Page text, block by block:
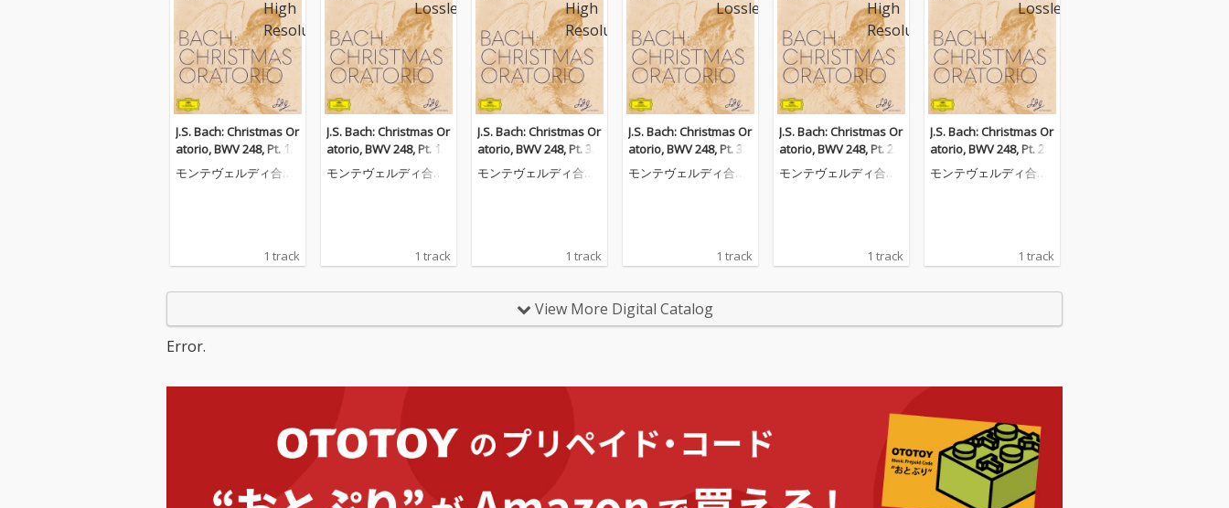
J.S. Bach: Christmas Or
atorio, BWV 248, Pt. 1:
No. 1, Jauchzet, frohlo
cket, auf, preiset die T
モンテヴェルディ合唱
1 track
J.S. Bach: Christmas Or
atorio, BWV 248, Pt. 1:
No. 1, Jauchzet, frohlo
cket, auf, preiset die T
モンテヴェルディ合唱
1 track
J.S. Bach: Christmas Or
atorio, BWV 248, Pt. 3:
No. 24, Herrscher des
Himmels, erhöre das L
モンテヴェルディ合唱
1 track
J.S. Bach: Christmas Or
atorio, BWV 248, Pt. 3:
No. 24, Herrscher des
Himmels, erhöre das L
モンテヴェルディ合唱
1 track
J.S. Bach: Christmas Or
atorio, BWV 248, Pt. 2:
No. 10, Sinfonia
モンテヴェルディ合唱
1 track
J.S. Bach: Christmas Or
atorio, BWV 248, Pt. 2:
No. 10, Sinfonia
モンテヴェルディ合唱
1 track
View More Digital Catalog
Error.